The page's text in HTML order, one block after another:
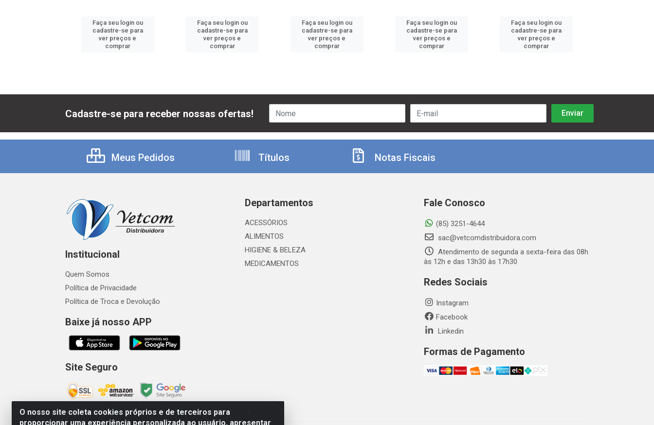
Faça seu login ou
cadastre-se para
ver preços e
comprar
Faça seu login ou
cadastre-se para
ver preços e
comprar
Faça seu login ou
cadastre-se para
ver preços e
comprar
Faça seu login ou
cadastre-se para
ver preços e
comprar
Faça seu login ou
cadastre-se para
ver preços e
comprar
O nosso site coleta cookies próprios e de terceiros para
proporcionar uma experiência personalizada ao usuário, apresentar
Cadastre-se para receber nossas ofertas!
Meus Pedidos Títulos Notas Fiscais
Institucional
Quem Somos
Política de Privacidade
Política de Troca e Devolução
Baixe já nosso APP
Site Seguro
Departamentos
ACESSÓRIOS
ALIMENTOS
HIGIENE & BELEZA
MEDICAMENTOS
Fale Conosco
(85) 3251-4644
sac@vetcomdistribuidora.com
Atendimento de segunda a sexta-feira das 08h
às 12h e das 13h30 às 17h30
Redes Sociais
Instagram
Facebook
Linkedin
Formas de Pagamento